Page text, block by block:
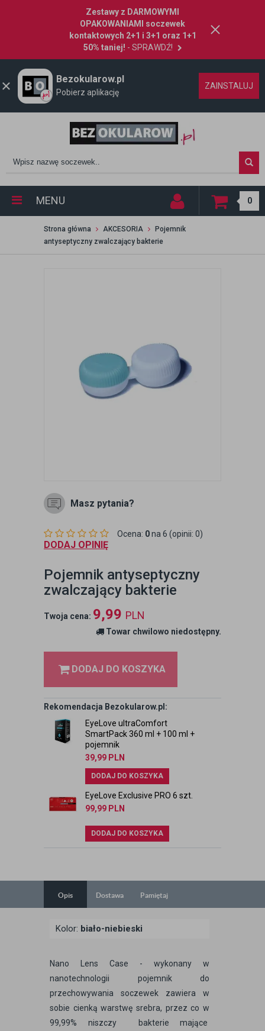
Zestawy z DARMOWYMI
OPAKOWANIAMI soczewek
kontaktowych 2+1 i 3+1 oraz 1+1
50% taniej! - SPRAWDŹ!
Bezokularow.pl
Pobierz aplikację
ZAINSTALUJ
MENU 0
Strona główna AKCESORIA
Pojemnik
antyseptyczny zwalczający bakterie
Masz pytania?
Ocena: 0na 6 (opinii: 0)
DODAJ OPINIĘ
Pojemnik antyseptyczny
zwalczający bakterie
Twoja cena: 9,99 PLN
Towar chwilowo niedostępny.
DODAJ DO KOSZYKA
Rekomendacja Bezokularow.pl:
EyeLove ultraComfort
SmartPack 360 ml + 100 ml +
pojemnik
39,99 PLN
DODAJ DO KOSZYKA
EyeLove Exclusive PRO 6 szt.
99,99 PLN
DODAJ DO KOSZYKA
Opis Dostawa Pamiętaj
Kolor: biało-niebieski
Nano Lens Case - wykonany w
nanotechnologii pojemnik do
przechowywania soczewek zawiera w
sobie cienką warstwę srebra, przez co w
99,99% niszczy bakterie mające